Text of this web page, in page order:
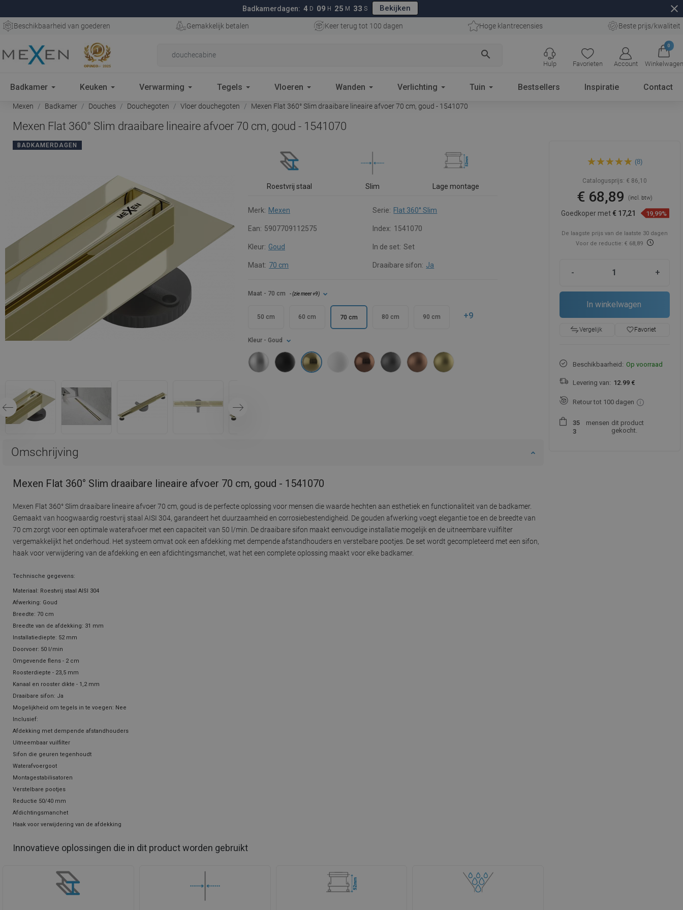
Badkamerdagen: 4 D 09 H 25 M 32 S Bekijken close
Beschikbaarheid van goederen Gemakkelijk betalen Keer terug tot 100 dagen Hoge klantrecensies Beste prijs/kwaliteit
search
Favorieten Account
0
Winkelwagen
Hulp
Badkamer Keuken Verwarming Tegels Vloeren Wanden Verlichting Tuin Bestsellers Inspiratie Contact
Mexen Badkamer Douches Douchegoten Vloer douchegoten Mexen Flat 360° Slim draaibare lineaire afvoer 70 cm, goud - 1541070
Mexen Flat 360° Slim draaibare lineaire afvoer 70 cm, goud - 1541070
BADKAMERDAGEN
Roestvrij staal Slim Lage montage
Merk: Mexen Serie: Flat 360° Slim
Ean: 5907709112575 Index: 1541070
Kleur: Goud In de set: Set
Maat: 70 cm Draaibare sifon: Ja
Maat - 70 cm - (zie meer+9)
50 cm 60 cm 70 cm 80 cm 90 cm +9
Kleur - Goud
Omschrijving
Mexen Flat 360° Slim draaibare lineaire afvoer 70 cm, goud - 1541070
Mexen Flat 360° Slim draaibare lineaire afvoer 70 cm, goud is de perfecte oplossing voor mensen die waarde hechten aan esthetiek en functionaliteit van de badkamer.
Gemaakt van hoogwaardig roestvrij staal AISI 304, garandeert het duurzaamheid en corrosiebestendigheid. De gouden afwerking voegt elegantie toe en de breedte van
70 cm zorgt voor een optimale waterafvoer met een capaciteit van 50 l/min. De draaibare sifon maakt eenvoudige installatie mogelijk en de uitneembare vuilfilter
vergemakkelijkt het onderhoud. Het systeem omvat ook een afdekking met dempende afstandhouders en verstelbare pootjes. De set wordt gecompleteerd met een sifon,
haak voor verwijdering van de afdekking en een afdichtingsmanchet, wat het een complete oplossing maakt voor elke badkamer.
Technische gegevens:
Materiaal: Roestvrij staal AISI 304
Afwerking: Goud
Breedte: 70 cm
Breedte van de afdekking: 31 mm
Installatiediepte: 52 mm
Doorvoer: 50 l/min
Omgevende flens - 2 cm
Roosterdiepte - 23,5 mm
Kanaal en rooster dikte - 1,2 mm
Draaibare sifon: Ja
Mogelijkheid om tegels in te voegen: Nee
Inclusief:
Afdekking met dempende afstandhouders
Uitneembaar vuilfilter
Sifon die geuren tegenhoudt
Waterafvoergoot
Montagestabilisatoren
Verstelbare pootjes
Reductie 50/40 mm
Afdichtingsmanchet
Haak voor verwijdering van de afdekking
Innovatieve oplossingen die in dit product worden gebruikt
draaibare lineaire afvoer 70
(8)
Catalogusprijs: € 86,10
€ 68,89(incl. btw)
Goedkoper met € 17,21 19,99%
De laagste prijs van de laatste 30 dagen
Voor de reductie: € 68,89
- +
In winkelwagen
Vergelijk favorite_borderFavoriet
Beschikbaarheid: Op voorraad
Levering van: 12.99 €
Retour tot 100 dagen
35
3
mensen dit product
gekocht.